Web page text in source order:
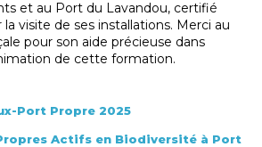
et au Port du Lavandou, certifié
visite de ses installations. Merci au
pour son aide précieuse dans
de cette formation.
Port Propre 2025
Actifs en Biodiversité à Port